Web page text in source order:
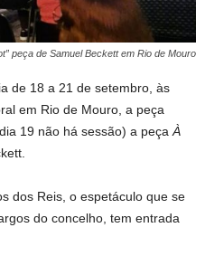
peça de Samuel Beckett em Rio de Mouro
de 18 a 21 de setembro, às
em Rio de Mouro, a peça
19 não há sessão) a peça À
dos Reis, o espetáculo que se
do concelho, tem entrada